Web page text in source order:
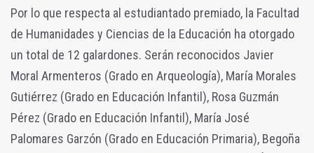
Por lo que respecta al estudiantado premiado, la Facultad
de Humanidades y Ciencias de la Educación ha otorgado
un total de 12 galardones. Serán reconocidos Javier
Moral Armenteros (Grado en Arqueología), María Morales
Gutiérrez (Grado en Educación Infantil), Rosa Guzmán
Pérez (Grado en Educación Infantil), María José
Palomares Garzón (Grado en Educación Primaria), Begoña